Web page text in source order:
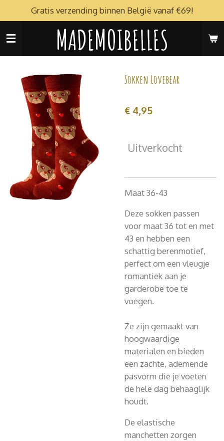
direct
naar
MADEMOIBELLES
Gratis verzending binnen België vanaf €69!
Sokken Lovebear
€ 4,95
Uitverkocht
Maat 36-43
Deze sokken passen
voor maat 36 tot en met
43 en hebben een
schattig berenmotief,
perfect om een ​​vleugje
romantiek aan je
garderobe toe te
voegen.
Ze zijn gemaakt van
hoogwaardige
materialen en bieden
een zachte, ademende
pasvorm die je voeten
de hele dag behaaglijk
houdt.
De elastische
manchetten zorgen